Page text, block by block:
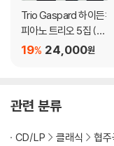
Trio Gaspard 하이든:
피아노 트리오 5집 (Ha
ydn: The Complete
24,000원
19%
관련 분류
CD/LP 클래식 협주